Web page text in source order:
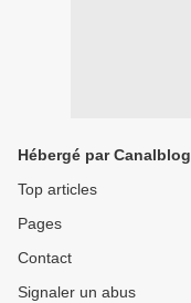
Hébergé par Canalblog
Top articles
Pages
Contact
Signaler un abus